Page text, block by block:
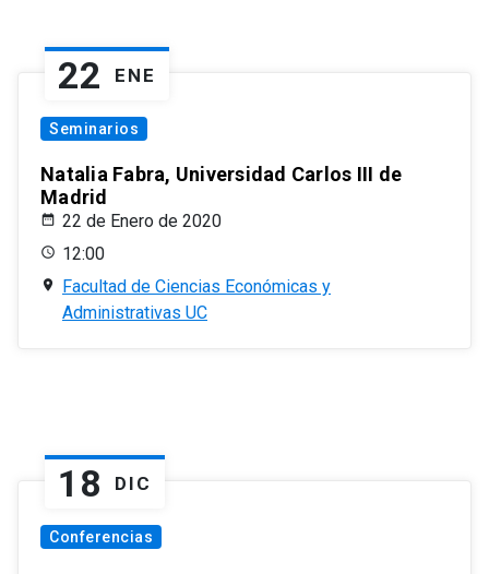
22 ENE
Seminarios
Natalia Fabra, Universidad Carlos III de
Madrid
22 de Enero de 2020
12:00
Facultad de Ciencias Económicas y
Administrativas UC
18 DIC
Conferencias